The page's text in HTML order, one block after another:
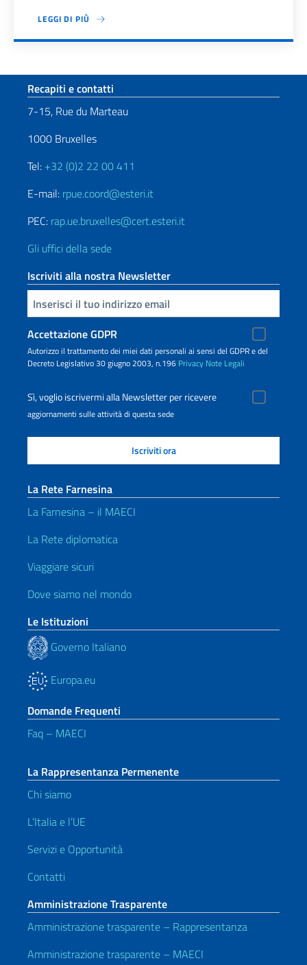
LEGGI DI PIÙ
Paginazione
Sezione footer
Recapiti e contatti
7-15, Rue du Marteau
1000 Bruxelles
Tel: +32 (0)2 22 00 411
E-mail: rpue.coord@esteri.it
PEC: rap.ue.bruxelles@cert.esteri.it
Gli uffici della sede
Iscriviti alla nostra Newsletter
Inserisci la tua email
Accettazione GDPR
Autorizzo il trattamento dei miei dati personali ai sensi del GDPR e del
Decreto Legislativo 30 giugno 2003, n.196 Privacy Note Legali
Sì, voglio iscrivermi alla Newsletter per ricevere
aggiornamenti sulle attività di questa sede
La Rete Farnesina
La Farnesina – il MAECI
La Rete diplomatica
Viaggiare sicuri
Dove siamo nel mondo
Le Istituzioni
Governo Italiano
Europa.eu
Domande Frequenti
Faq – MAECI
La Rappresentanza Permenente
Chi siamo
L’Italia e l’UE
Servizi e Opportunità
Contatti
Amministrazione Trasparente
Amministrazione trasparente – Rappresentanza
Amministrazione trasparente – MAECI